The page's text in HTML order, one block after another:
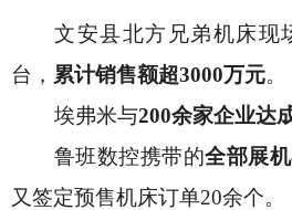
文安县北方兄弟机床现
台， 累计销售额超3000万元。
埃弗米与200余家企业达
鲁班数控携带的全部展
又签定预售机床订单20余个。